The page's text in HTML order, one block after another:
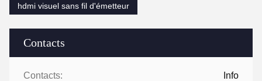
Contacts
Contacts: Info
hdmi visuel sans fil d'émetteur